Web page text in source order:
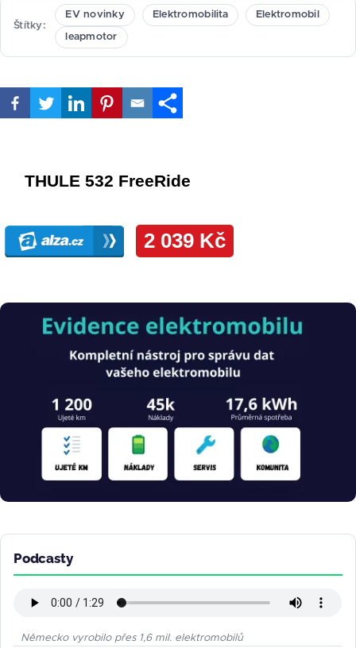
Štítky
EV novinky Elektromobilita Elektromobil
leapmotor
Obrázek
Podcasty
Německo vyrobilo přes 1,6 mil. elektromobilů